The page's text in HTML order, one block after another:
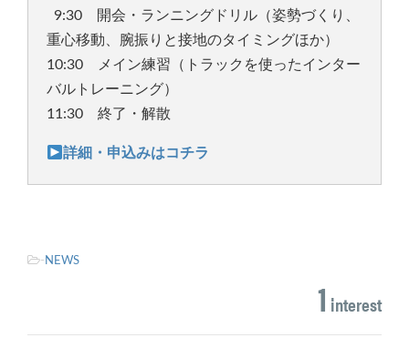
9:30 開会・ランニングドリル（姿勢づくり、
重心移動、腕振りと接地のタイミングほか）
10:30 メイン練習（トラックを使ったインター
バルトレーニング）
11:30 終了・解散
詳細・申込みはコチラ
- NEWS
1 interest